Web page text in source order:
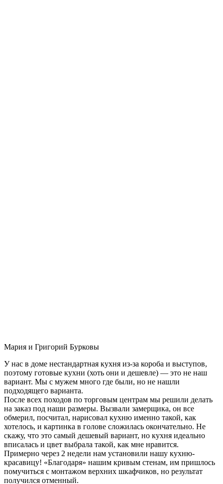
Мария и Григорий Бурковы
У нас в доме нестандартная кухня из-за короба и выступов,
поэтому готовые кухни (хоть они и дешевле) — это не наш
вариант. Мы с мужем много где были, но не нашли
подходящего варианта.
После всех походов по торговым центрам мы решили делать
на заказ под наши размеры. Вызвали замерщика, он все
обмерил, посчитал, нарисовал кухню именно такой, как
хотелось, и картинка в голове сложилась окончательно. Не
скажу, что это самый дешевый вариант, но кухня идеально
вписалась и цвет выбрала такой, как мне нравится.
Примерно через 2 недели нам установили нашу кухню-
красавицу! «Благодаря» нашим кривым стенам, им пришлось
помучиться с монтажом верхних шкафчиков, но результат
получился отменный.